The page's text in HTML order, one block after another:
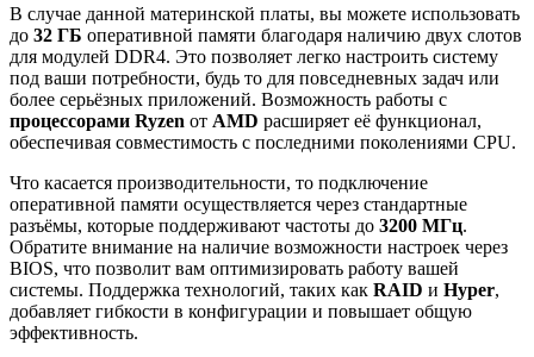
В случае данной материнской платы, вы можете использовать
до 32 ГБ оперативной памяти благодаря наличию двух слотов
для модулей DDR4. Это позволяет легко настроить систему
под ваши потребности, будь то для повседневных задач или
более серьёзных приложений. Возможность работы с
процессорами Ryzen от AMD расширяет её функционал,
обеспечивая совместимость с последними поколениями CPU.
Что касается производительности, то подключение
оперативной памяти осуществляется через стандартные
разъёмы, которые поддерживают частоты до 3200 МГц.
Обратите внимание на наличие возможности настроек через
BIOS, что позволит вам оптимизировать работу вашей
системы. Поддержка технологий, таких как RAID и Hyper,
добавляет гибкости в конфигурации и повышает общую
эффективность.